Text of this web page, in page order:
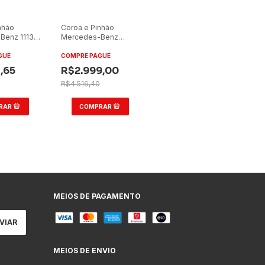
1113
Coroa e Pinhão
Mercedes-Benz
14mm
COMPRE PAGUE
R$2.999,00
R$4.516,40
MEIOS DE PAGAMENTO
MEIOS DE ENVIO